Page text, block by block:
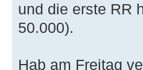
und die erste RR
50.000).
Hab am Freitag